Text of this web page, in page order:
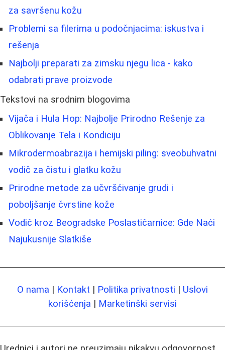
za savršenu kožu
Problemi sa filerima u podočnjacima: iskustva i
rešenja
Najbolji preparati za zimsku njegu lica - kako
odabrati prave proizvode
Tekstovi na srodnim blogovima
Vijača i Hula Hop: Najbolje Prirodno Rešenje za
Oblikovanje Tela i Kondiciju
Mikrodermoabrazija i hemijski piling: sveobuhvatni
vodič za čistu i glatku kožu
Prirodne metode za učvršćivanje grudi i
poboljšanje čvrstine kože
Vodič kroz Beogradske Poslastičarnice: Gde Naći
Najukusnije Slatkiše
O nama | Kontakt | Politika privatnosti | Uslovi
korišćenja | Marketinški servisi